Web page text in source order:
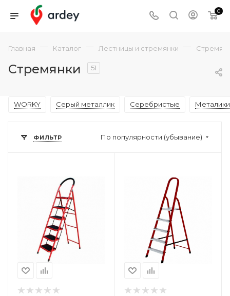
0
Главная — Каталог — Лестницы и стремянки —
Стремянки 51
WORKY Серый металлик Серебристые Металики
ФИЛЬТР По популярности (убывание)